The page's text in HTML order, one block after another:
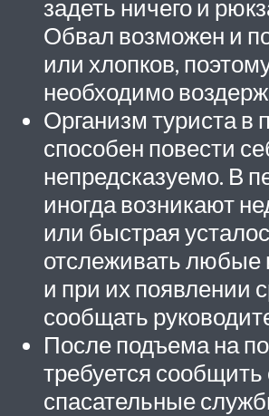
задеть ничего и
Обвал возможен и
или хлопков,
необходимо
Организм туриста в
способен повести
непредсказуемо. В
иногда возникают
или быстрая
отслеживать любые
и при их появлении
сообщать
После подъема на
требуется сообщить
спасательные